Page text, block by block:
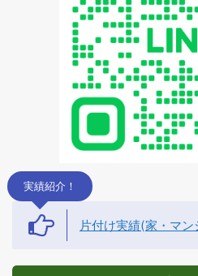
サービスを提供いたしま
す。 不用品回収や遺品整
理の実績多数ございま
す！お客様一人ひ ...
実績紹介！
片付け実績(家・マ